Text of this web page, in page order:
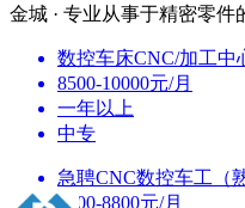
金城 · 专业从事于精密零件
数控车床CNC/加工中
8500-10000元/月
一年以上
中专
急聘CNC数控车工（
6500-8800元/月